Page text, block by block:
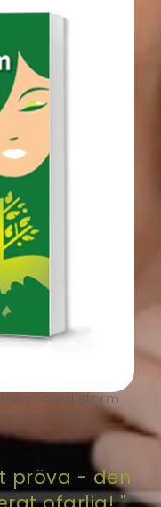
med storm
effekt.
pröva - den